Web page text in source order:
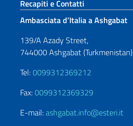
Recapiti e Contatti
Ambasciata d’Italia a Ashgabat
139/A Azady Street,
744000 Ashgabat (Turkmenistan)
Tel:0099312369212
Fax:0099312369329
E-mail:ashgabat.info@esteri.it